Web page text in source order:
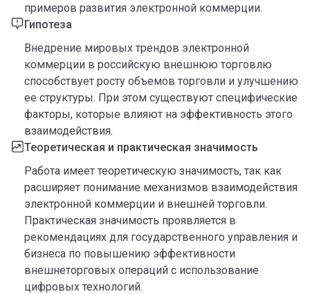
примеров развития электронной коммерции.
Гипотеза
Внедрение мировых трендов электронной
коммерции в российскую внешнюю торговлю
способствует росту объемов торговли и улучшению
ее структуры. При этом существуют специфические
факторы, которые влияют на эффективность этого
взаимодействия.
Теоретическая и практическая значимость
Работа имеет теоретическую значимость, так как
расширяет понимание механизмов взаимодействия
электронной коммерции и внешней торговли.
Практическая значимость проявляется в
рекомендациях для государственного управления и
бизнеса по повышению эффективности
внешнеторговых операций с использование
цифровых технологий.